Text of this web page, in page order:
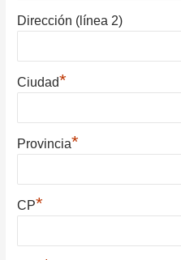
Dirección (línea 2)
Ciudad*
Provincia*
CP*